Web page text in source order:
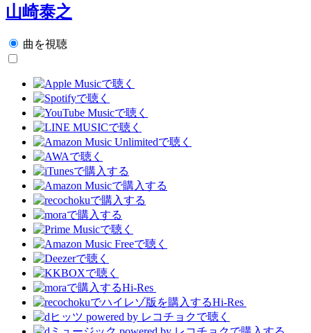
山崎泰之
曲を視聴
Hi-Res
Hi-Res